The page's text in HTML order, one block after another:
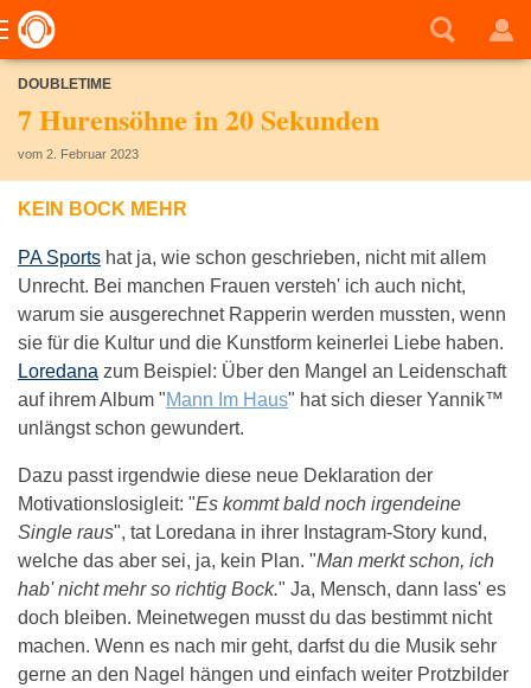
DOUBLETIME
7 Hurensöhne in 20 Sekunden
vom 2. Februar 2023
KEIN BOCK MEHR
PA Sports hat ja, wie schon geschrieben, nicht mit allem
Unrecht. Bei manchen Frauen versteh' ich auch nicht,
warum sie ausgerechnet Rapperin werden mussten, wenn
sie für die Kultur und die Kunstform keinerlei Liebe haben.
Loredana zum Beispiel: Über den Mangel an Leidenschaft
auf ihrem Album "Mann Im Haus" hat sich dieser Yannik™
unlängst schon gewundert.
Dazu passt irgendwie diese neue Deklaration der
Motivationslosigleit: "Es kommt bald noch irgendeine
Single raus", tat Loredana in ihrer Instagram-Story kund,
welche das aber sei, ja, kein Plan. "Man merkt schon, ich
hab' nicht mehr so richtig Bock." Ja, Mensch, dann lass' es
doch bleiben. Meinetwegen musst du das bestimmt nicht
machen. Wenn es nach mir geht, darfst du die Musik sehr
gerne an den Nagel hängen und einfach weiter Protzbilder